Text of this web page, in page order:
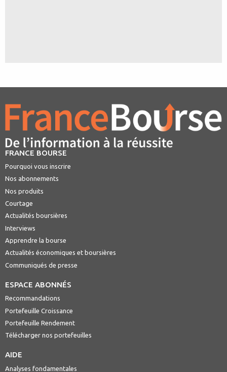
FRANCE BOURSE
Pourquoi vous inscrire
Nos abonnements
Nos produits
Courtage
Actualités boursières
Interviews
Apprendre la bourse
Actualités économiques et boursières
Communiqués de presse
ESPACE ABONNÉS
Recommandations
Portefeuille Croissance
Portefeuille Rendement
Télécharger nos portefeuilles
AIDE
Analyses fondamentales